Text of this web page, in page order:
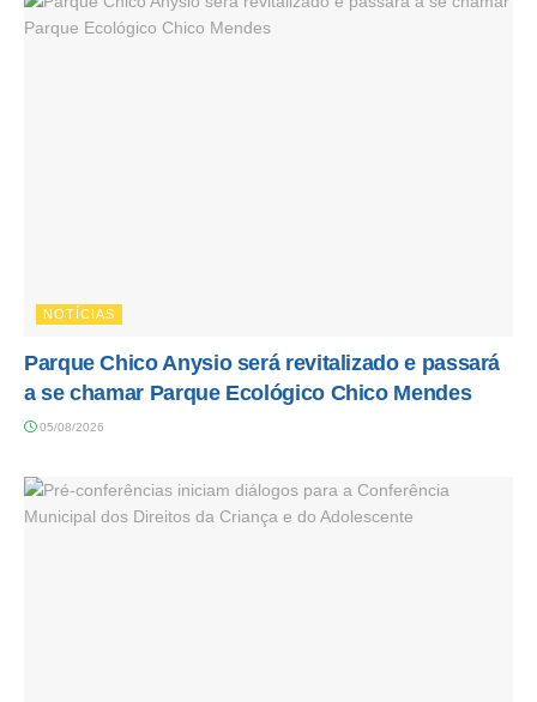
NOTÍCIAS
Parque Chico Anysio será revitalizado e passará
a se chamar Parque Ecológico Chico Mendes
05/08/2026